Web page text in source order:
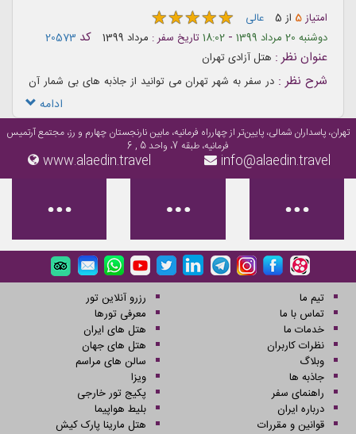
امتیاز5 از 5 عالی ★★★★★
★★★★★
دوشنبه 20 مرداد 1399 -
18:02تاریخ سفر : مرداد 1399 کد 20573
عنوان نظر : هتل آزادی تهران
شرح نظر : در سفر به شهر تهران می توانید از جاذبه های بی شمار آن
بازدید کنید، یکی از مکان هایی که بازدید از آن می تواند عظمت این شهر
را نشان دهد بام تهران است
ادامه
تهران، پاسداران شمالی، پایین‌تر از چهارراه فرمانیه، مابین نارنجستان چهارم و رز، مجتمع آرتمیس
فرمانیه، طبقه 7، واحد 5 , 6
info@alaedin.travel
www.alaedin.travel
تیم ما
تماس با ما
خدمات ما
نظرات کاربران
وبلاگ
جاذبه ها
راهنمای سفر
درباره ایران
قوانین و مقررات
رزرو آنلاین تور
معرفی تورها
هتل های ایران
هتل های جهان
سالن های مراسم
ویزا
پکیج تور خارجی
بلیط هواپیما
هتل مارینا پارک کیش